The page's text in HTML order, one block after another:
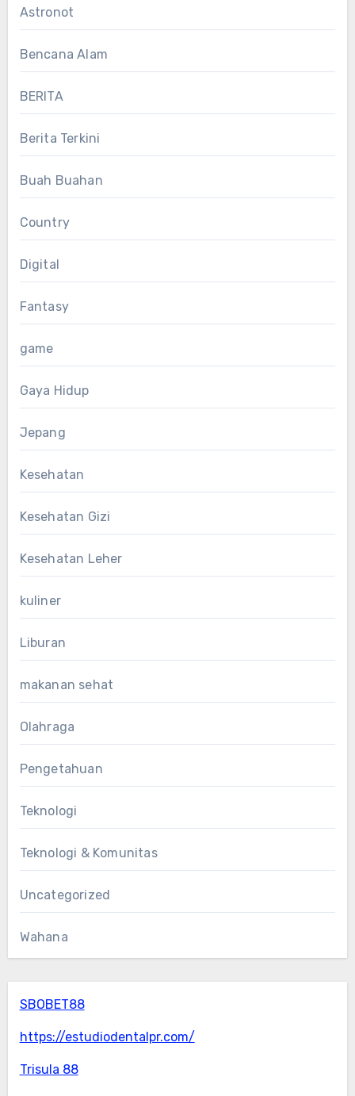
Astronot
Bencana Alam
BERITA
Berita Terkini
Buah Buahan
Country
Digital
Fantasy
game
Gaya Hidup
Jepang
Kesehatan
Kesehatan Gizi
Kesehatan Leher
kuliner
Liburan
makanan sehat
Olahraga
Pengetahuan
Teknologi
Teknologi & Komunitas
Uncategorized
Wahana
SBOBET88
https://estudiodentalpr.com/
Trisula 88